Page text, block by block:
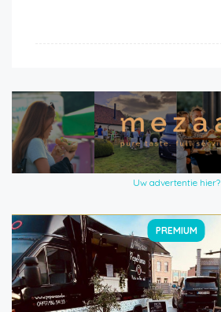
Uw advertentie hier?
PREMIUM